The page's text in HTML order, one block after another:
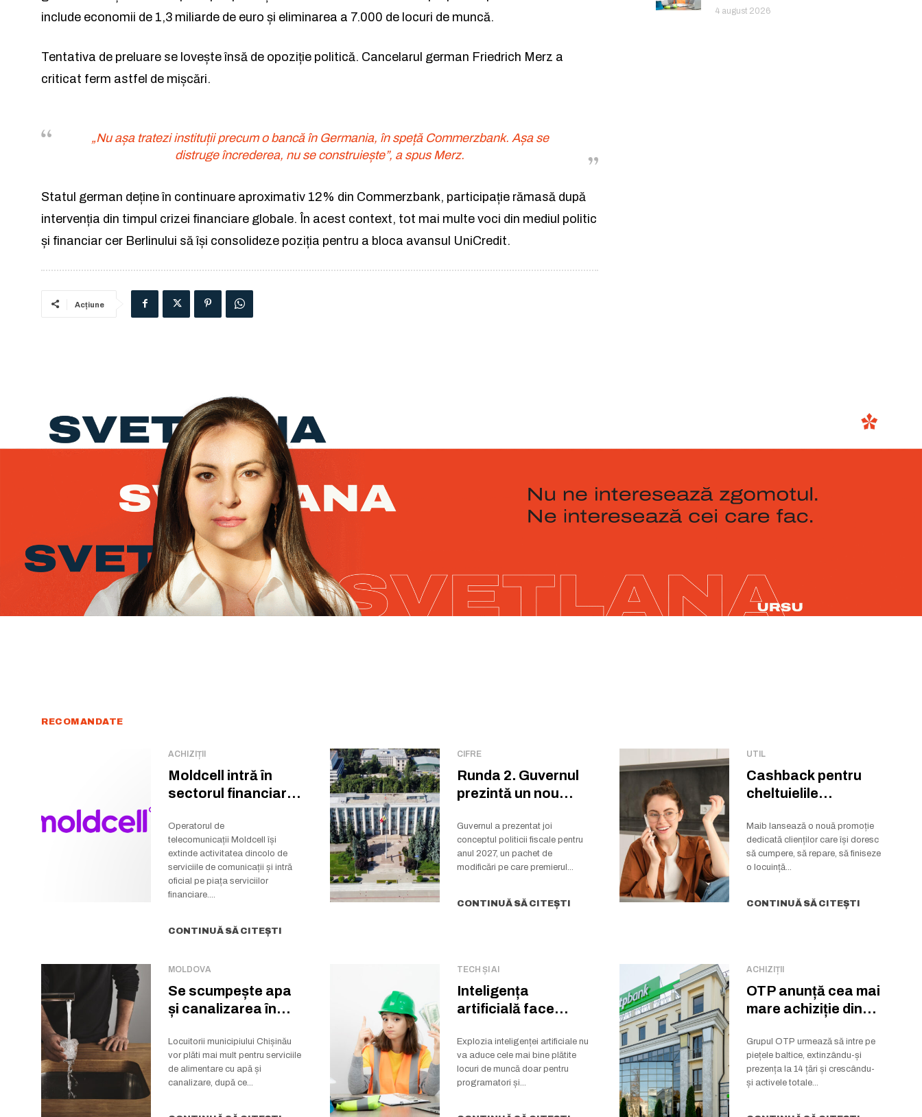
Abonează-te la newsletterul The List și
include economii de 1,3 miliarde de euro și eliminarea a 7.000 de locuri de muncă.
Tentativa de preluare se lovește însă de opoziție politică. Cancelarul german Friedrich Merz a
criticat ferm astfel de mișcări.
„Nu așa tratezi instituții precum o bancă în Germania, în speță Commerzbank. Așa se
distruge încrederea, nu se construiește”, a spus Merz.
Statul german deține în continuare aproximativ 12% din Commerzbank, participație rămasă după
intervenția din timpul crizei financiare globale. În acest context, tot mai multe voci din mediul politic
și financiar cer Berlinului să își consolideze poziția pentru a bloca avansul UniCredit.
Acțiune
4 august 2026
RECOMANDATE
ACHIZIȚII
Moldcell intră în
sectorul financiar:
majoritar...
Operatorul de
telecomunicații Moldcell își
extinde activitatea dincolo de
serviciile de comunicații și intră
oficial pe piața serviciilor
financiare....
CONTINUĂ SĂ CITEȘTI
CIFRE
Runda 2. Guvernul
prezintă un nou
Guvernul a prezentat joi
conceptul politicii fiscale pentru
anul 2027, un pachet de
modificări pe care premierul...
CONTINUĂ SĂ CITEȘTI
UTIL
Cashback pentru
cheltuielile
cadastrale la
creditul imobiliar...
Maib lansează o nouă promoție
dedicată clienților care își doresc
să cumpere, să repare, să finiseze
o locuință...
CONTINUĂ SĂ CITEȘTI
MOLDOVA
Se scumpește apa
și canalizarea în
Locuitorii municipiului Chișinău
vor plăti mai mult pentru serviciile
de alimentare cu apă și
canalizare, după ce...
TECH ȘI AI
Inteligența
artificială face
meseriașii. Cine va
câștiga salarii...
Explozia inteligenței artificiale nu
va aduce cele mai bine plătite
locuri de muncă doar pentru
programatori și...
ACHIZIȚII
OTP anunță cea mai
mare achiziție din
Grupul OTP urmează să intre pe
piețele baltice, extinzându-și
prezența la 14 țări și crescându-
și activele totale...